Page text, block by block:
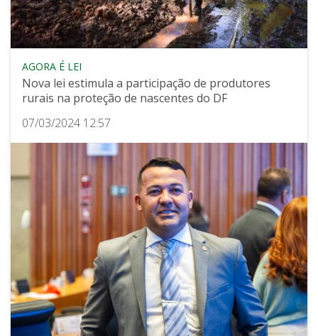
AGORA É LEI
Nova lei estimula a participação de produtores
rurais na proteção de nascentes do DF
07/03/2024 12:57